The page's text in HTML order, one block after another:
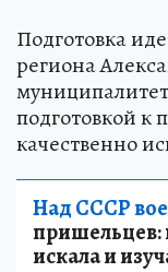
Подготовка
региона
подготовкой
качественно
Над СССР
пришельцев:
искала и